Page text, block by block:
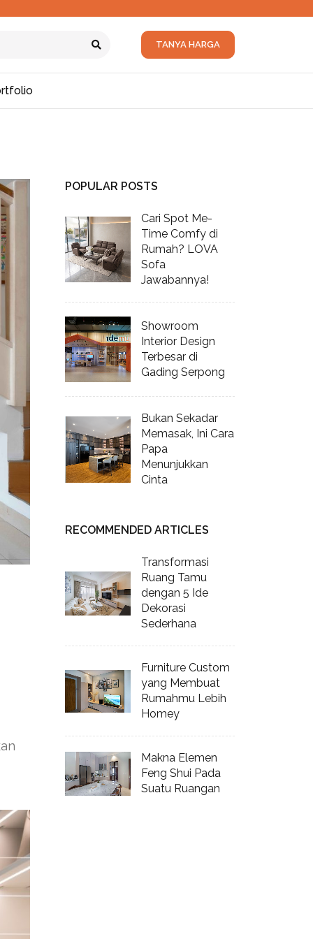
TANYA HARGA
POPULAR POSTS
Cari Spot Me-
Time Comfy di
Rumah? LOVA
Sofa
Jawabannya!
Showroom
Interior Design
Terbesar di
Gading Serpong
Bukan Sekadar
Memasak, Ini Cara
Papa
Menunjukkan
Cinta
RECOMMENDED ARTICLES
Transformasi
Ruang Tamu
dengan 5 Ide
Dekorasi
Sederhana
Furniture Custom
yang Membuat
Rumahmu Lebih
Homey
Makna Elemen
Feng Shui Pada
Suatu Ruangan